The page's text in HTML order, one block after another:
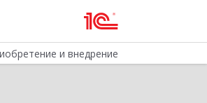
и внедрение